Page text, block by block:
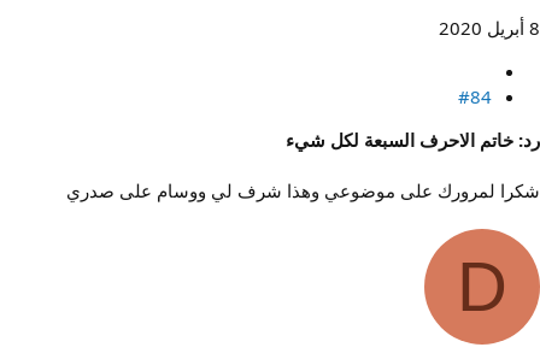
8 أبريل 2020
#84
رد: خاتم الاحرف السبعة لكل شيء
شكرا لمرورك على موضوعي وهذا شرف لي ووسام على صدري
D